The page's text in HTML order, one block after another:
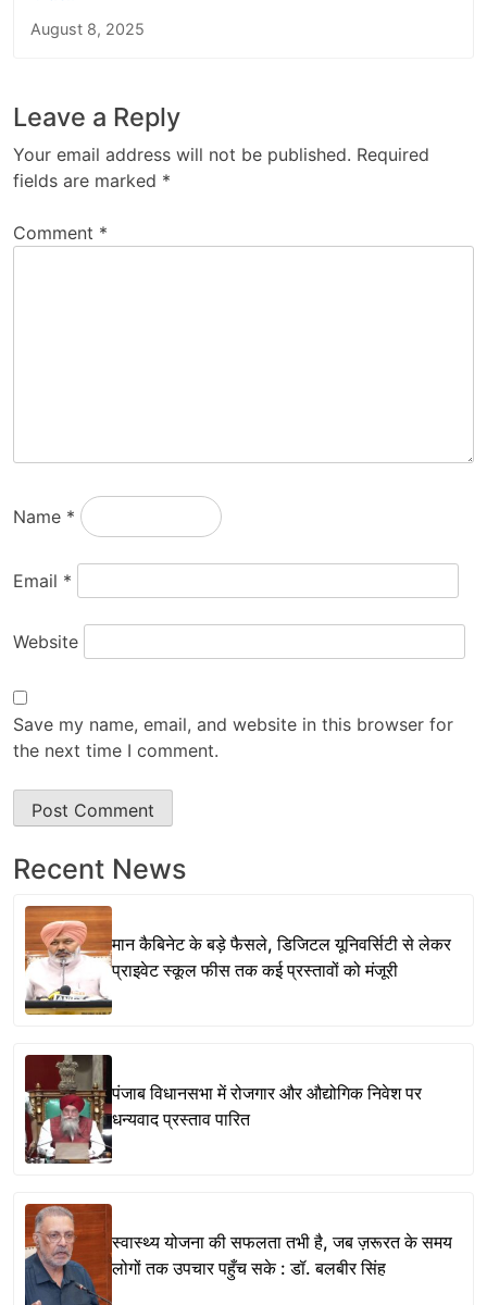
August 8, 2025
Leave a Reply
Your email address will not be published. Required
fields are marked *
Comment *
Name *
Email *
Website
Save my name, email, and website in this browser for
the next time I comment.
Recent News
मान कैबिनेट के बड़े फैसले, डिजिटल यूनिवर्सिटी से लेकर
प्राइवेट स्कूल फीस तक कई प्रस्तावों को मंजूरी
पंजाब विधानसभा में रोजगार और औद्योगिक निवेश पर
धन्यवाद प्रस्ताव पारित
स्वास्थ्य योजना की सफलता तभी है, जब ज़रूरत के समय
लोगों तक उपचार पहुँच सके : डॉ. बलबीर सिंह